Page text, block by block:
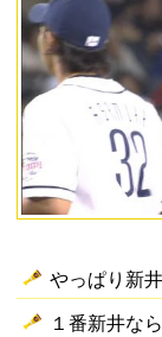
やっぱり新
１番新井な